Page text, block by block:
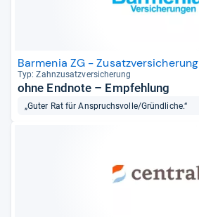
Barmenia ZG - Zusatzversicherung
Typ: Zahn­zu­satz­ver­si­che­rung
ohne Endnote – Empfehlung
„Guter Rat für Anspruchsvolle/Gründliche.“